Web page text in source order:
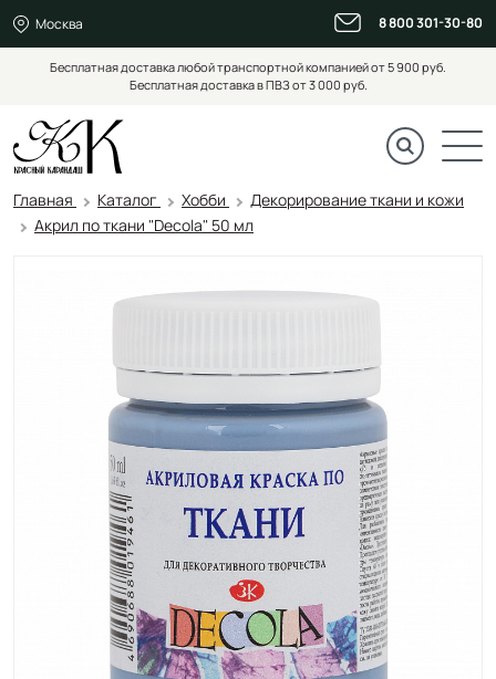
Москва 8 800 301-30-80
Бесплатная доставка любой транспортной компанией от 5 900 руб.
Бесплатная доставка в ПВЗ от 3 000 руб.
Главная Каталог Хобби
Декорирование ткани и кожи
Акрил по ткани "Decola" 50 мл